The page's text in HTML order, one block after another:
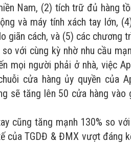
Nam, (2) tích trữ đủ hàng
và máy tính xách tay lớn,
giãn cách, và (5) các chương
với cùng kỳ nhờ nhu cầu
mọi người phải ở nhà, việc
cửa hàng ủy quyền của
sẽ tăng lên 50 cửa hàng
cũng tăng mạnh 130% so
của TGDĐ & ĐMX vượt đáng